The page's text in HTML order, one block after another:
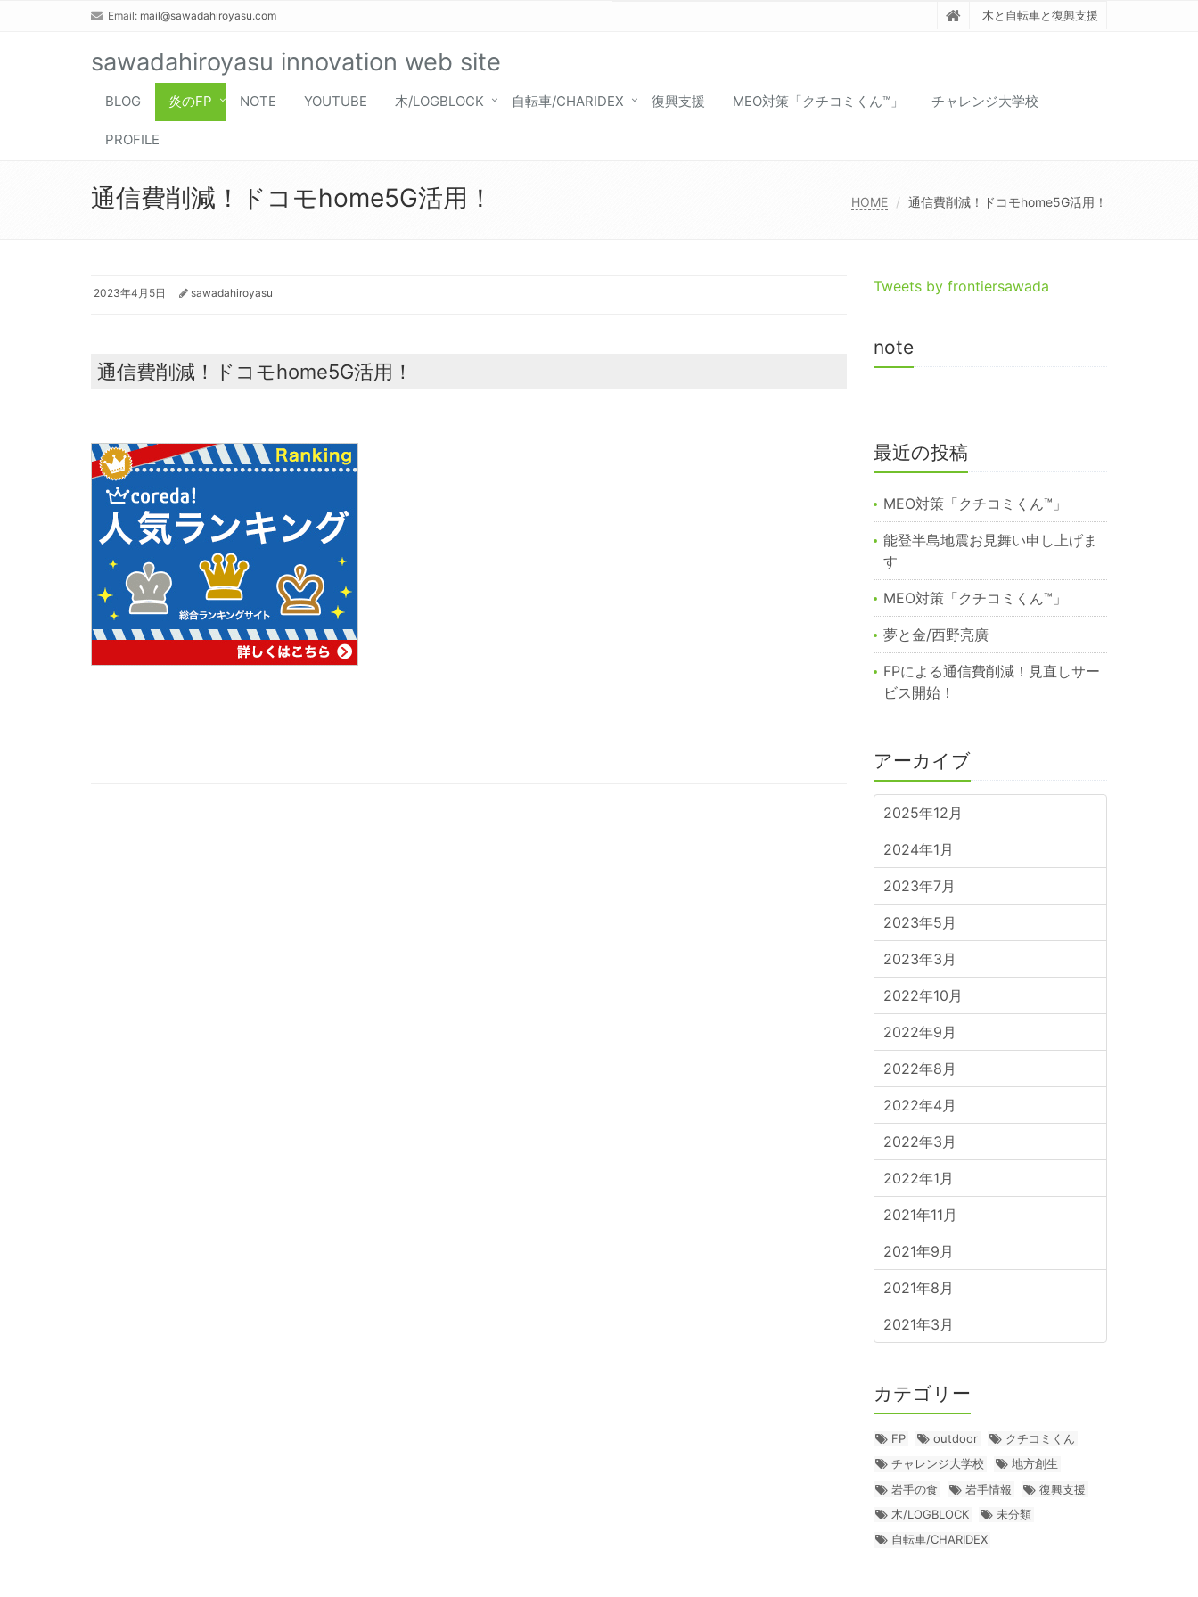
Email: mail@sawadahiroyasu.com 木と自転車と復興支援
sawadahiroyasu innovation web site
BLOG 炎のFP NOTE YOUTUBE 木/LOGBLOCK 自転車/CHARIDEX 復興支援 MEO対策「クチコミくん™️」 チャレンジ大学校
PROFILE
通信費削減！ドコモhome5G活用！ HOME 通信費削減！ドコモhome5G活用！
2023年4月5日 sawadahiroyasu
通信費削減！ドコモhome5G活用！
Tweets by frontiersawada
note
最近の投稿
MEO対策「クチコミくん™︎」
能登半島地震お見舞い申し上げま
す
MEO対策「クチコミくん™️」
夢と金/西野亮廣
FPによる通信費削減！見直しサー
ビス開始！
アーカイブ
2025年12月
2024年1月
2023年7月
2023年5月
2023年3月
2022年10月
2022年9月
2022年8月
2022年4月
2022年3月
2022年1月
2021年11月
2021年9月
2021年8月
2021年3月
カテゴリー
FP outdoor
クチコミくん
チャレンジ大学校
地方創生
岩手の食
岩手情報
復興支援
木/LOGBLOCK
未分類
自転車/CHARIDEX